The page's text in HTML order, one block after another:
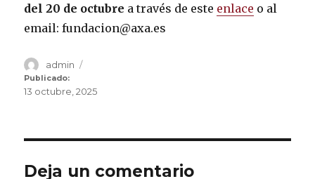
del 20 de octubre a través de este enlace o al
email: fundacion@axa.es
Autor
admin
Publicado:
13 octubre, 2025
Deja un comentario